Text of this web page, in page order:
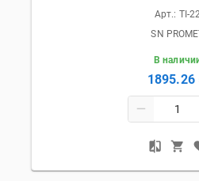
Арт.: TI-22
SN
В